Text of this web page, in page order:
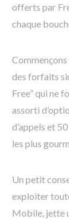
offerts par
chaque
des forfaits
Free” qui ne
assorti
d’appels et
les plus
Un petit
exploiter
Mobile, jette